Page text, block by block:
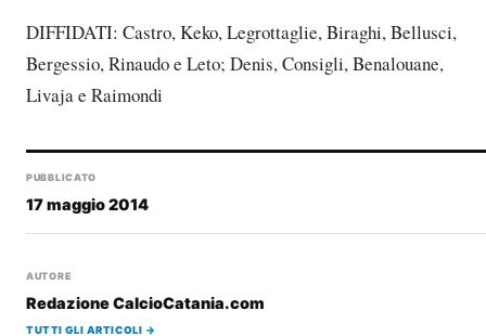
DIFFIDATI: Castro, Keko, Legrottaglie, Biraghi, Bellusci,
Bergessio, Rinaudo e Leto; Denis, Consigli, Benalouane,
Livaja e Raimondi
PUBBLICATO
17 maggio 2014
AUTORE
Redazione CalcioCatania.com
TUTTI GLI ARTICOLI →